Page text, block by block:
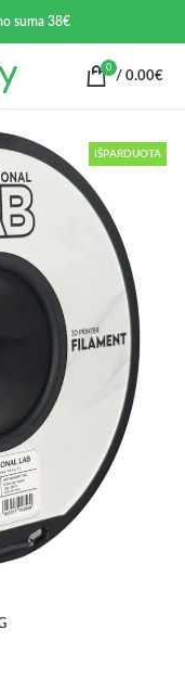
suma 38€
0
/ 0.00€
IŠPARDUOTA